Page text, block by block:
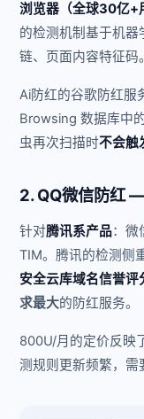
浏览器（全球30亿
的检测机制基于机器
链、页面内容特征码。
Ai防红的谷歌防红服
Browsing 数据库中
虫再次扫描时不会触
2. QQ微信防红
针对腾讯系产品：微
TIM。腾讯的检测侧
安全云库域名信誉评
求最大的防红服务。
800U/月的定价反
测规则更新频繁，需